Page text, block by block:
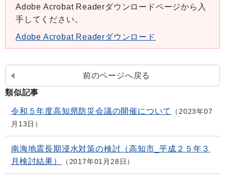
Adobe Acrobat Readerダウンロードページから入
手してください。
Adobe Acrobat Readerダウンロード
前のページへ戻る
類似記事
令和５年度高知県防災会議の開催について
2023年07
月13日
南海地震長期浸水対策の検討（高知市_平成２５年３
月検討結果）
2017年01月28日